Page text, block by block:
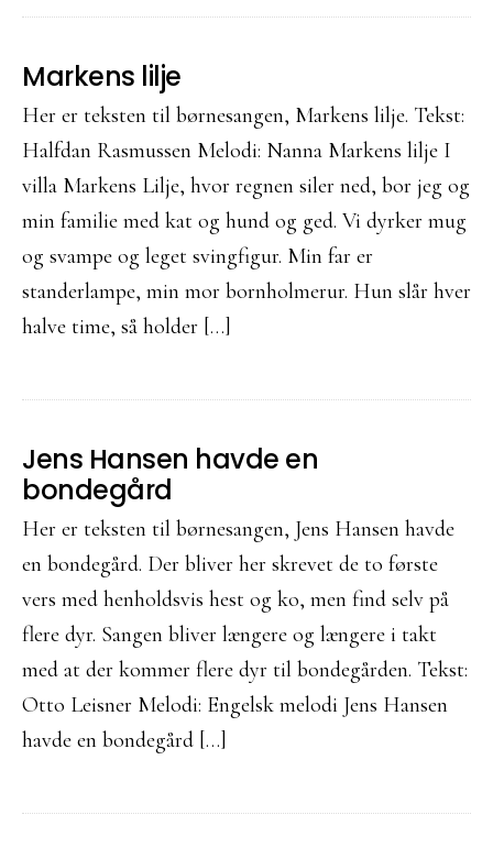
Markens lilje
Her er teksten til børnesangen, Markens lilje. Tekst:
Halfdan Rasmussen Melodi: Nanna Markens lilje I
villa Markens Lilje, hvor regnen siler ned, bor jeg og
min familie med kat og hund og ged. Vi dyrker mug
og svampe og leget svingfigur. Min far er
standerlampe, min mor bornholmerur. Hun slår hver
halve time, så holder […]
Jens Hansen havde en
bondegård
Her er teksten til børnesangen, Jens Hansen havde
en bondegård. Der bliver her skrevet de to første
vers med henholdsvis hest og ko, men find selv på
flere dyr. Sangen bliver længere og længere i takt
med at der kommer flere dyr til bondegården. Tekst:
Otto Leisner Melodi: Engelsk melodi Jens Hansen
havde en bondegård […]